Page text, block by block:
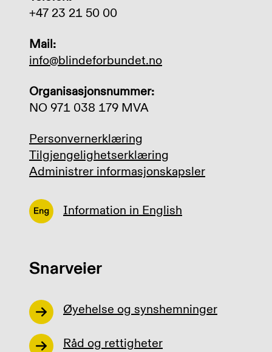
+47 23 21 50 00
Mail:
info@blindeforbundet.no
Organisasjonsnummer:
NO 971 038 179 MVA
Personvernerklæring
Tilgjengelighetserklæring
Administrer informasjonskapsler
Information in English
Snarveier
Øyehelse og synshemninger
Råd og rettigheter